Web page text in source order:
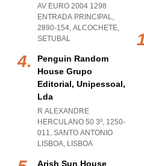
AV EURO 2004 1298
ENTRADA PRINCIPAL,
2890-154, ALCOCHETE,
SETUBAL
Penguin Random
House Grupo
Editorial, Unipessoal,
Lda
R ALEXANDRE
HERCULANO 50 3º, 1250-
011, SANTO ANTONIO
LISBOA, LISBOA
Arish Sun House